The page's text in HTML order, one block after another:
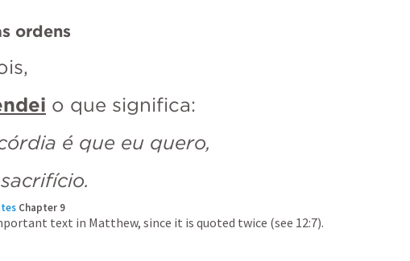
ordens
o que significa:
é que eu quero,
Chapter 9
text in Matthew, since it is quoted twice (see 12:7).